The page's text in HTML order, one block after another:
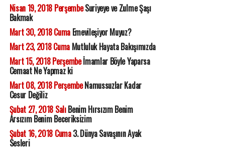
Nisan 19, 2018 PerşembeSuriyeye ve Zulme Şaşı
Bakmak
Mart 30, 2018 CumaEmevileşiyor Muyuz?
Mart 23, 2018 CumaMutluluk Hayata Bakışımızda
Mart 15, 2018 Perşembeİmamlar Böyle Yaparsa
Cemaat Ne Yapmaz ki
Mart 08, 2018 PerşembeNamussuzlar Kadar
Cesur Değiliz
Şubat 27, 2018 SalıBenim Hırsızım Benim
Arsızım Benim Beceriksizim
Şubat 16, 2018 Cuma3. Dünya Savaşının Ayak
Sesleri